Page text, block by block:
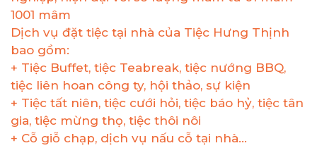
1001 mâm
Dịch vụ đặt tiệc tại nhà của Tiệc Hưng Thịnh
bao gồm:
+ Tiệc Buffet, tiệc Teabreak, tiệc nướng BBQ,
tiệc liên hoan công ty, hội thảo, sự kiện
+ Tiệc tất niên, tiệc cưới hỏi, tiệc báo hỷ, tiệc tân
gia, tiệc mừng thọ, tiệc thôi nôi
+ Cỗ giỗ chạp, dịch vụ nấu cỗ tại nhà…